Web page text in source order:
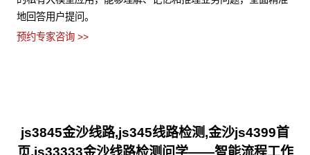
地回答用户提问。
预约专家咨询 >>
js3845金沙线路,js345线路检测,金沙js4399首
页,js33333金沙线路检测问学——智能流程工作